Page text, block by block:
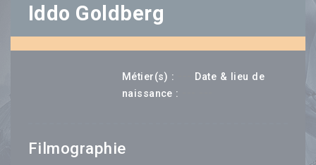
Iddo Goldberg
Métier(s) :
Date & lieu de
naissance :
Filmographie